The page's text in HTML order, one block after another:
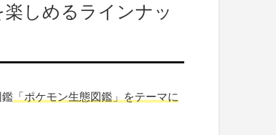
しめるラインナッ
「ポケモン生態図鑑」をテーマに